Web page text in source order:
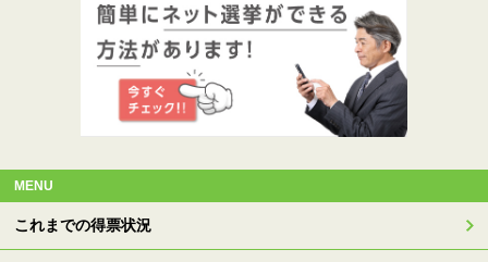
MENU
これまでの得票状況